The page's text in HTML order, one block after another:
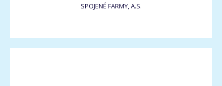
SPOJENÉ FARMY, A.S.